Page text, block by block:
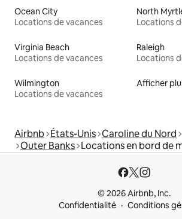
Ocean City
Locations de vacances
North
Locations
Virginia Beach
Locations de vacances
Raleigh
Locations
Wilmington
Locations de vacances
Afficher
Airbnb États-Unis Caroline du Nord
Outer Banks Locations en bord de
© 2026 Airbnb, Inc.
Confidentialité
Conditions